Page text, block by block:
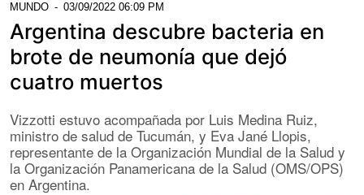
MUNDO - 03/09/2022 06:09 PM
Argentina descubre bacteria en
brote de neumonía que dejó
cuatro muertos
Vizzotti estuvo acompañada por Luis Medina Ruiz,
ministro de salud de Tucumán, y Eva Jané Llopis,
representante de la Organización Mundial de la Salud y
la Organización Panamericana de la Salud (OMS/OPS)
en Argentina.